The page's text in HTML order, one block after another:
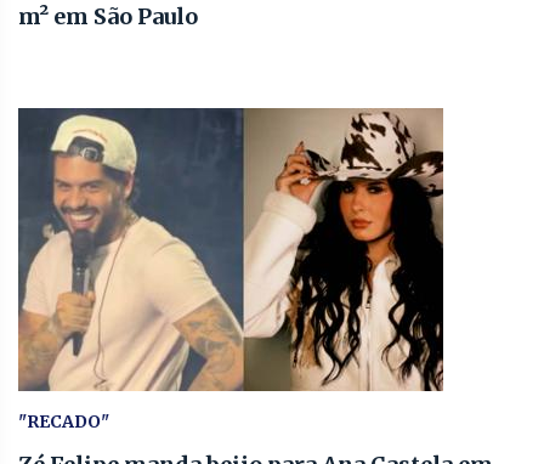
m² em São Paulo
"RECADO"